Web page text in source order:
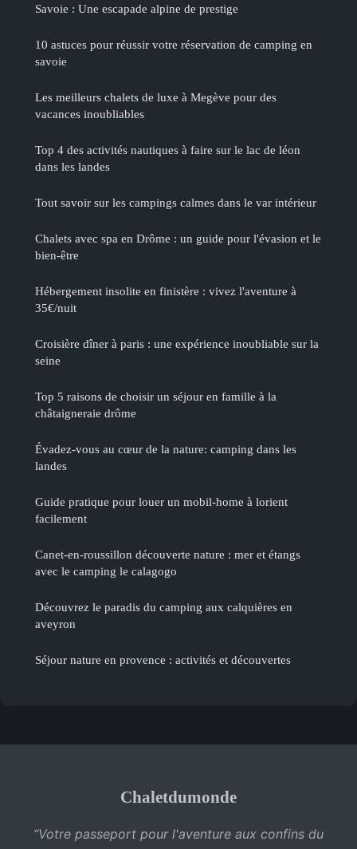
Savoie : Une escapade alpine de prestige
10 astuces pour réussir votre réservation de camping en
savoie
Les meilleurs chalets de luxe à Megève pour des
vacances inoubliables
Top 4 des activités nautiques à faire sur le lac de léon
dans les landes
Tout savoir sur les campings calmes dans le var intérieur
Chalets avec spa en Drôme : un guide pour l'évasion et le
bien-être
Hébergement insolite en finistère : vivez l'aventure à
35€/nuit
Croisière dîner à paris : une expérience inoubliable sur la
seine
Top 5 raisons de choisir un séjour en famille à la
châtaigneraie drôme
Évadez-vous au cœur de la nature: camping dans les
landes
Guide pratique pour louer un mobil-home à lorient
facilement
Canet-en-roussillon découverte nature : mer et étangs
avec le camping le calagogo
Découvrez le paradis du camping aux calquières en
aveyron
Séjour nature en provence : activités et découvertes
Chaletdumonde
“Votre passeport pour l'aventure aux confins du